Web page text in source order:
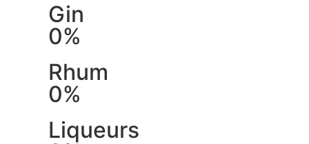
Gin
0%
Rhum
0%
Liqueurs